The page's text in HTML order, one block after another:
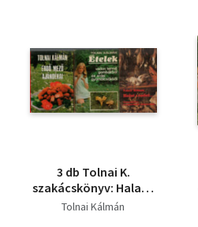
3 db Tolnai K.
szakácskönyv: Halat s
vadat, Erdő, mező
Tolnai Kálmán